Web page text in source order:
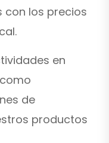
con los precios
en
de
productos